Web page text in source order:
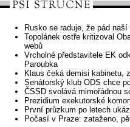
Rusko se raduje, že pád
Topolánek ostře kritizoval
webů
Vrcholné představitele EK
Paroubka
Klaus čeká demisi kabinetu,
Senátorský klub ODS chce
ČSSD svolává mimořádnou
Prezidium exekutorské
První průzkum po letech
Počasí v Praze: zataženo,